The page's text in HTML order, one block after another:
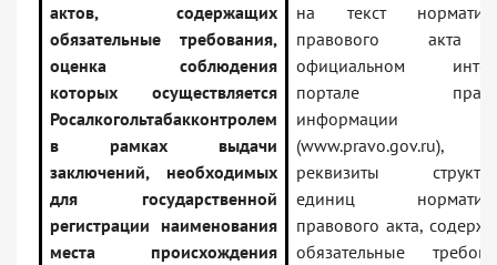
актов, содержащих
обязательные требования,
оценка соблюдения
которых осуществляется
Росалкогольтабакконтролем
в рамках выдачи
заключений, необходимых
для государственной
регистрации наименования
места происхождения
на текст
правового
официальном
портале
информации
(www.pravo.gov.ru),
реквизиты
единиц
правового акта,
обязательные